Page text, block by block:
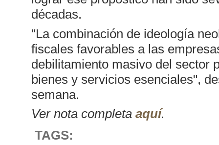
décadas.
"La combinación de ideología
fiscales favorables a las
debilitamiento masivo del sector
bienes y servicios esenciales",
semana.
Ver nota completa aquí.
TAGS: